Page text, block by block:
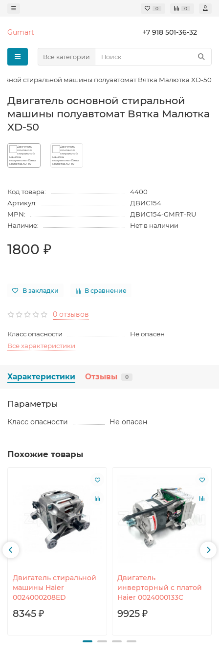
0 0
Gumart +7 918 501-36-32
Все категории
стиральной машины полуавтомат Вятка Малютка XD-50
Двигатель основной стиральной
машины полуавтомат Вятка Малютка
XD-50
Код товара:
4400
Артикул:
ДВИС154
MPN:
ДВИС154-GMRT-RU
Наличие:
Нет в наличии
1800 ₽
В закладки В сравнение
0 отзывов
Класс опасности
Не опасен
Все характеристики
Характеристики Отзывы 0
Параметры
Класс опасности Не опасен
Похожие товары
Двигатель стиральной
машины Haier
0024000208ED
8345 ₽
Двигатель
инверторный с платой
Haier 0024000133C
9925 ₽